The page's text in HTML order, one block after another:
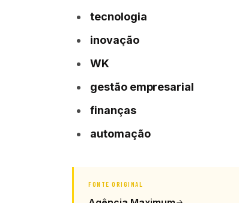
tecnologia
inovação
WK
gestão empresarial
finanças
automação
FONTE ORIGINAL